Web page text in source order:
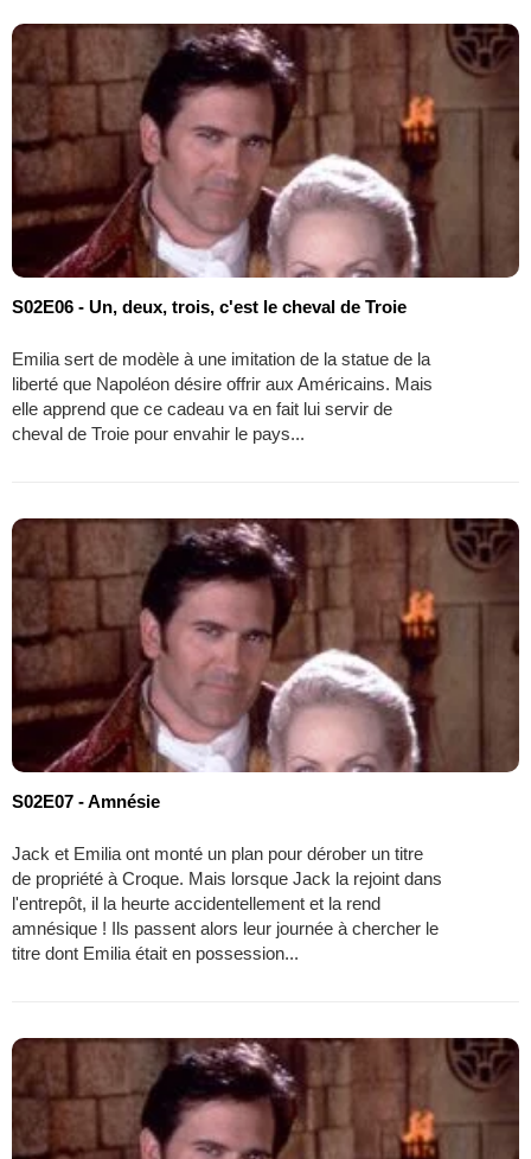
S02E06 - Un, deux, trois, c'est le cheval de Troie
Emilia sert de modèle à une imitation de la statue de la
liberté que Napoléon désire offrir aux Américains. Mais
elle apprend que ce cadeau va en fait lui servir de
cheval de Troie pour envahir le pays...
S02E07 - Amnésie
Jack et Emilia ont monté un plan pour dérober un titre
de propriété à Croque. Mais lorsque Jack la rejoint dans
l'entrepôt, il la heurte accidentellement et la rend
amnésique ! Ils passent alors leur journée à chercher le
titre dont Emilia était en possession...